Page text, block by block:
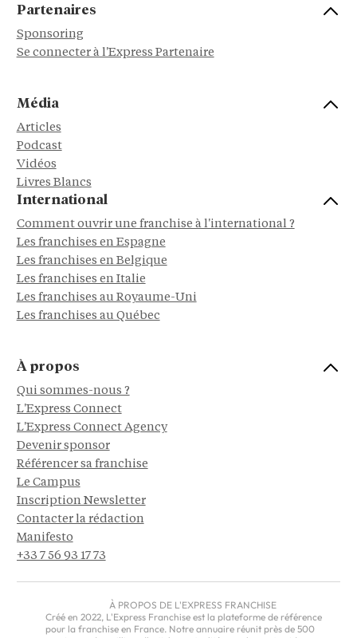
Partenaires
Sponsoring
Se connecter à l'Express Partenaire
Média
Articles
Podcast
Vidéos
Livres Blancs
International
Comment ouvrir une franchise à l'international ?
Les franchises en Espagne
Les franchises en Belgique
Les franchises en Italie
Les franchises au Royaume-Uni
Les franchises au Québec
À propos
Qui sommes-nous ?
L'Express Connect
L'Express Connect Agency
Devenir sponsor
Référencer sa franchise
Le Campus
Inscription Newsletter
Contacter la rédaction
Manifesto
+33 7 56 93 17 73
À PROPOS DE L'EXPRESS FRANCHISE
Créé en 2022, L'Express Franchise est la plateforme de référence
pour la franchise en France. Notre annuaire réunit près de 500